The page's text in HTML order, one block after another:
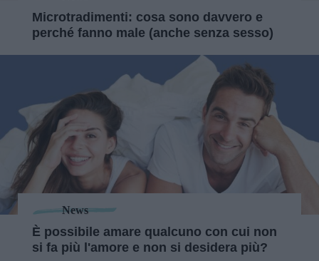
Microtradimenti: cosa sono davvero e
perché fanno male (anche senza sesso)
News
È possibile amare qualcuno con cui non
si fa più l'amore e non si desidera più?